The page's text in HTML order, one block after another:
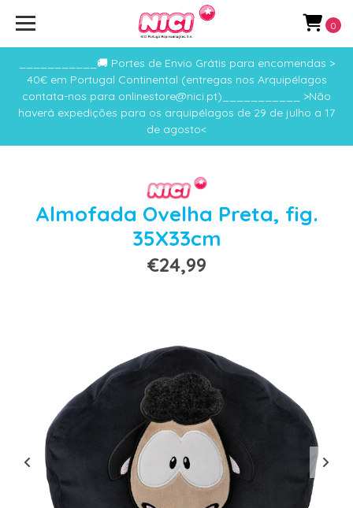
___________🚚 Portes de Envio Grátis para encomendas >
40€ em Portugal Continental (entregas nos Arquipélagos
contata-nos para onlinestore@nici.pt)___________ >Não
haverá expedições para os arquipélagos de 29 de julho a 17
de agosto<
0
Almofada Ovelha Preta, fig.
35X33cm
€24,99